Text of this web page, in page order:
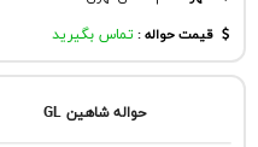
قیمت حواله : تماس بگیرید
حواله شاهین GL